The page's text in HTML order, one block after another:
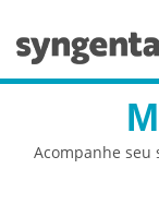
Acompanhe seu